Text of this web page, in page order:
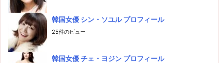
韓国女優 シン・ソユル プロフィール
25件のビュー
韓国女優 チェ・ヨジン プロフィール